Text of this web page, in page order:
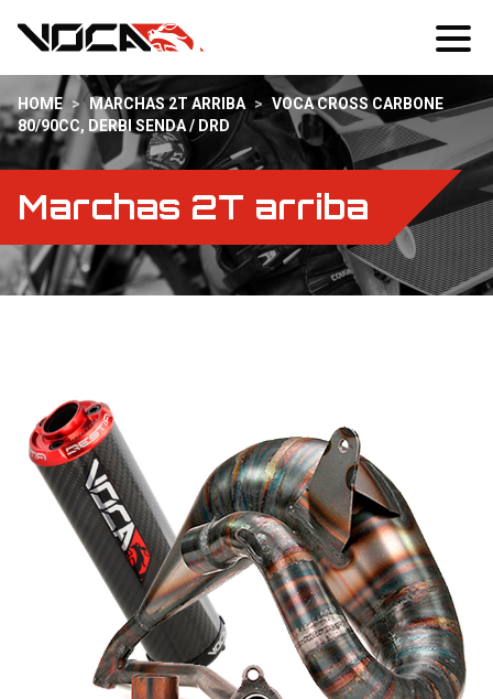
HOME > MARCHAS 2T ARRIBA > VOCA CROSS CARBONE
80/90CC, DERBI SENDA / DRD
Marchas 2T arriba